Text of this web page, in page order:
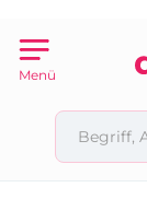
Menü